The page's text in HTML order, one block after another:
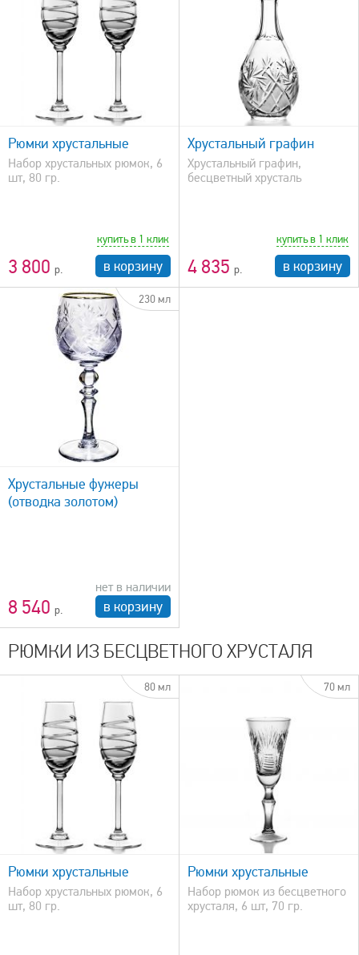
Рюмки хрустальные
Набор хрустальных рюмок, 6
шт, 80 гр.
3 800
купить в 1 клик
в корзину
быстрый просмотр
Хрустальный графин
Хрустальный графин,
бесцветный хрусталь
4 835
купить в 1 клик
в корзину
230 мл
Хрустальные фужеры
(отводка золотом)
8 540
нет в наличии
в корзину
РЮМКИ ИЗ БЕСЦВЕТНОГО ХРУСТАЛЯ
80 мл
Рюмки хрустальные
Набор хрустальных рюмок, 6
шт, 80 гр.
70 мл
быстрый просмотр
Рюмки хрустальные
Набор рюмок из бесцветного
хрусталя, 6 шт, 70 гр.